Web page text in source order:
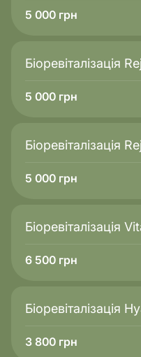
5 000 грн
Біоревіталізація
5 000 грн
Біоревіталізація
5 000 грн
Біоревіталізація
6 500 грн
Біоревіталізація
3 800 грн